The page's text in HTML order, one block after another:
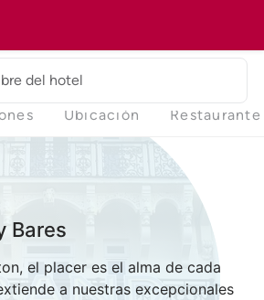
del hotel
Ubicación Restaurante
Bares
el placer es el alma de cada
a nuestras excepcionales